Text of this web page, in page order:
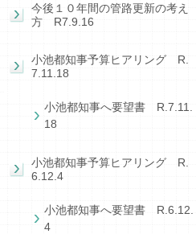
今後１０年間の管路更新の考え
方 R7.9.16
小池都知事予算ヒアリング R.
7.11.18
小池都知事へ要望書 R.7.11.
18
小池都知事予算ヒアリング R.
6.12.4
小池都知事へ要望書 R.6.12.
4